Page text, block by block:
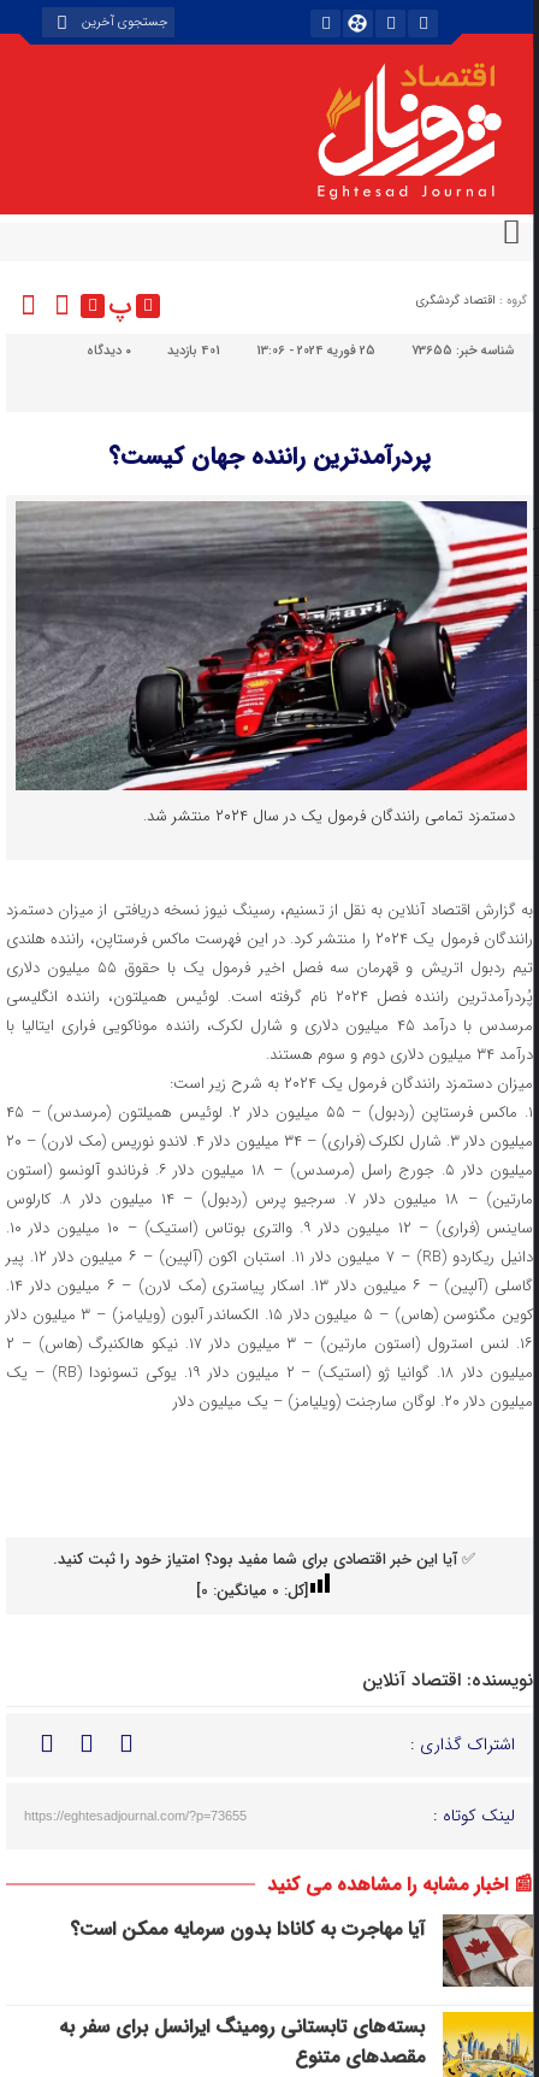
گروه : اقتصاد گردشگری پ
شناسه خبر:73655 25 فوریه 2024 - 13:06 401 بازدید دیدگاه
پردرآمدترین راننده جهان کیست؟
دستمزد تمامی رانندگان فرمول یک در سال ۲۰۲۴ منتشر شد.
به گزارش اقتصاد آنلاین به نقل از تسنیم، رسینگ نیوز نسخه دریافتی از میزان دستمزد
رانندگان فرمول یک ۲۰۲۴ را منتشر کرد. در این فهرست ماکس فرستاپن، راننده هلندی
تیم ردبول اتریش و قهرمان سه فصل اخیر فرمول یک با حقوق ۵۵ میلیون دلاری
پُردرآمدترین راننده فصل ۲۰۲۴ نام گرفته است. لوئیس همیلتون، راننده انگلیسی
مرسدس با درآمد ۴۵ میلیون دلاری و شارل لکرک، راننده موناکویی فراری ایتالیا با
درآمد ۳۴ میلیون دلاری دوم و سوم هستند.
میزان دستمزد رانندگان فرمول یک ۲۰۲۴ به شرح زیر است:
۱. ماکس فرستاپن (ردبول) – ۵۵ میلیون دلار ۲. لوئیس همیلتون (مرسدس) – ۴۵
میلیون دلار ۳. شارل لکلرک (فراری) – ۳۴ میلیون دلار ۴. لاندو نوریس (مک لارن) – ۲۰
میلیون دلار ۵. جورج راسل (مرسدس) – ۱۸ میلیون دلار ۶. فرناندو آلونسو (استون
مارتین) – ۱۸ میلیون دلار ۷. سرجیو پرس (ردبول) – ۱۴ میلیون دلار ۸. کارلوس
ساینس (فراری) – ۱۲ میلیون دلار ۹. والتری بوتاس (استیک) – ۱۰ میلیون دلار ۱۰.
دانیل ریکاردو (RB) – ۷ میلیون دلار ۱۱. استبان اکون (آلپین) – ۶ میلیون دلار ۱۲. پیر
گاسلی (آلپین) – ۶ میلیون دلار ۱۳. اسکار پیاستری (مک لارن) – ۶ میلیون دلار ۱۴.
کوین مگنوسن (هاس) – ۵ میلیون دلار ۱۵. الکساندر آلبون (ویلیامز) – ۳ میلیون دلار
۱۶. لنس استرول (استون مارتین) – ۳ میلیون دلار ۱۷. نیکو هالکنبرگ (هاس) – ۲
میلیون دلار ۱۸. گوانیا ژو (استیک) – ۲ میلیون دلار ۱۹. یوکی تسونودا (RB) – یک
میلیون دلار ۲۰. لوگان سارجنت (ویلیامز) – یک میلیون دلار
✅ آیا این خبر اقتصادی برای شما مفید بود؟ امتیاز خود را ثبت کنید.
[کل: 0میانگین: 0
]
نویسنده: اقتصاد آنلاین
اشتراک گذاری :
لینک کوتاه : https://eghtesadjournal.com/?p=73655
📰 اخبار مشابه را مشاهده می کنید
آیا مهاجرت به کانادا بدون سرمایه ممکن است؟
بسته‌های تابستانی رومینگ ایرانسل برای سفر به
مقصدهای متنوع